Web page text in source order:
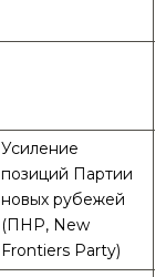
Усиление
позиций Партии
новых рубежей
(ПНР, New
Frontiers Party)